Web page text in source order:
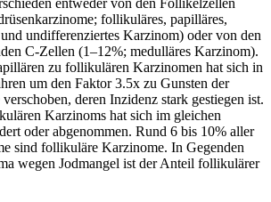
follikuläres, papilläres,
undifferenziertes Karzinom) oder von den
C-Zellen (1–12%; medulläres Karzinom).
zu follikulären Karzinomen hat sich in
um den Faktor 3.5x zu Gunsten der
deren Inzidenz stark gestiegen ist.
Karzinoms hat sich im gleichen
oder abgenommen. Rund 6 bis 10% aller
sind follikuläre Karzinome. In Gegenden
wegen Jodmangel ist der Anteil follikulärer